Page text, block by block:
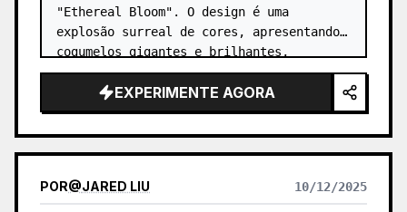
"Ethereal Bloom". O design é uma
explosão surreal de cores, apresentando
cogumelos gigantes e brilhantes,
criaturas fantásticas e caprichosas, e
padrões geométricos abstratos, todos e…
EXPERIMENTE AGORA
POR@JARED LIU 10/12/2025